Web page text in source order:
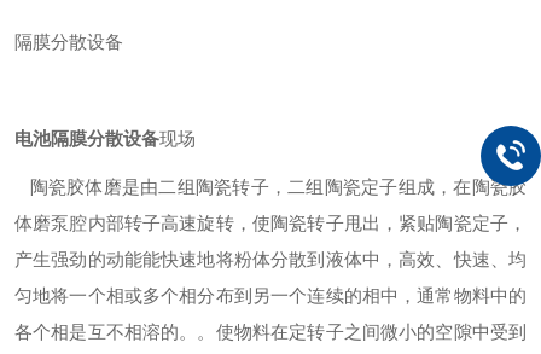
隔膜分散设备
电池隔膜分散设备现场
陶瓷胶体磨是由二组陶瓷转子，二组陶瓷定子组成，在陶瓷胶
体磨泵腔内部转子高速旋转，使陶瓷转子甩出，紧贴陶瓷定子，
产生强劲的动能能快速地将粉体分散到液体中，高效、快速、均
匀地将一个相或多个相分布到另一个连续的相中，通常物料中的
各个相是互不相溶的。。使物料在定转子之间微小的空隙中受到